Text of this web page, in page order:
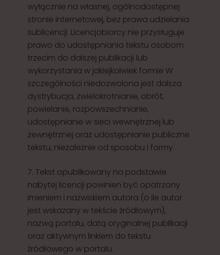
wyłącznie na własnej, ogólnodostępnej
stronie internetowej, bez prawa udzielania
sublicencji. Licencjobiorcy nie przysługuje
prawo do udostępniania tekstu osobom
trzecim do dalszej publikacji lub
wykorzystania w jakiejkolwiek formie W
szczególności niedozwolona jest dalsza
dystrybucja, zwielokrotnianie, obrót,
powielanie, rozpowszechnianie,
udostępnianie w sieci wewnętrznej lub
zewnętrznej oraz udostępnianie publiczne
tekstu, niezależnie od sposobu i formy.
7. Tekst opublikowany na podstawie
nabytej licencji powinien być opatrzony
imieniem i nazwiskiem autora (o ile autor
jest wskazany w tekście źródłowym),
nazwą portalu, datą oryginalnej publikacji
oraz aktywnym linkiem do tekstu
źródłowego w portalu.